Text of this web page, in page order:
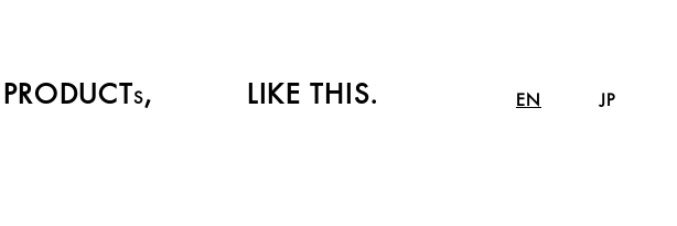
PRODUCTS, LIKE THIS. EN JP